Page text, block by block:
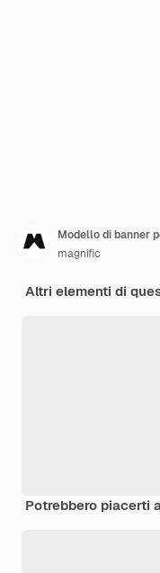
Modello di banner
magnific
Altri elementi di
Potrebbero piacerti